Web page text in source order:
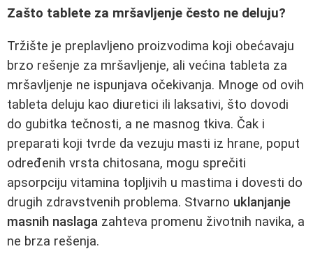
Zašto tablete za mršavljenje često ne deluju?
Tržište je preplavljeno proizvodima koji obećavaju
brzo rešenje za mršavljenje, ali većina tableta za
mršavljenje ne ispunjava očekivanja. Mnoge od ovih
tableta deluju kao diuretici ili laksativi, što dovodi
do gubitka tečnosti, a ne masnog tkiva. Čak i
preparati koji tvrde da vezuju masti iz hrane, poput
određenih vrsta chitosana, mogu sprečiti
apsorpciju vitamina topljivih u mastima i dovesti do
drugih zdravstvenih problema. Stvarno uklanjanje
masnih naslaga zahteva promenu životnih navika, a
ne brza rešenja.